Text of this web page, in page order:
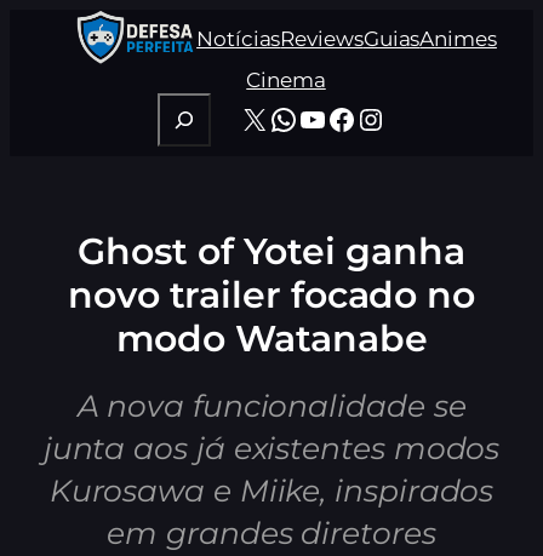
NotíciasReviewsGuiasAnimes
Cinema
Pesquisar
X WhatsApp
Youtube
Facebook
Instagram
Ghost of Yotei ganha
novo trailer focado no
modo Watanabe
A nova funcionalidade se
junta aos já existentes modos
Kurosawa e Miike, inspirados
em grandes diretores